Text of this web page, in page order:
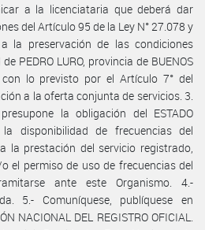
a la licenciataria que deberá dar
del Artículo 95 de la Ley N° 27.078 y
la preservación de las condiciones
PEDRO LURO, provincia de BUENOS
lo previsto por el Artículo 7° del
a la oferta conjunta de servicios. 3.
la obligación del ESTADO
la disponibilidad de frecuencias del
la prestación del servicio registrado,
el permiso de uso de frecuencias del
ante este Organismo. 4.-
5.- Comuníquese, publíquese en
NACIONAL DEL REGISTRO OFICIAL.